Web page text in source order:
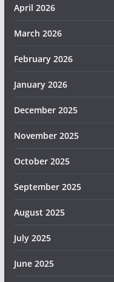
April 2026
March 2026
February 2026
January 2026
December 2025
November 2025
October 2025
September 2025
August 2025
July 2025
June 2025